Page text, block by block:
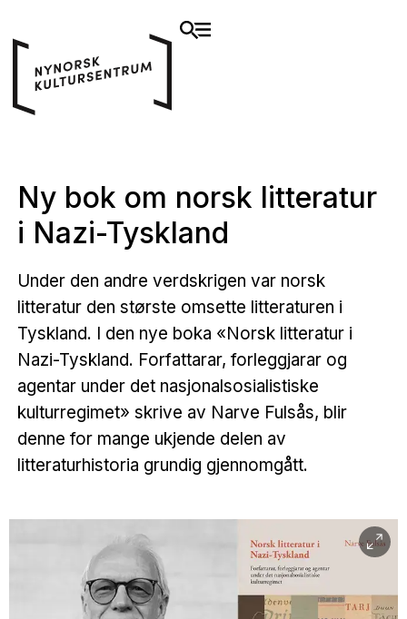
​​Ny bok om norsk litteratur
i Nazi-Tyskland​
Under den andre verdskrigen var norsk
litteratur den største omsette litteraturen i
Tyskland. I den nye boka «Norsk litteratur i
Nazi-Tyskland. Forfattarar, forleggjarar og
agentar under det nasjonalsosialistiske
kulturregimet» skrive av Narve Fulsås, blir
denne for mange ukjende delen av
litteraturhistoria grundig gjennomgått.